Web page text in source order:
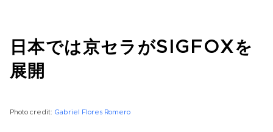
日本では京セラがSIGFOXを
展開
Photo credit: Gabriel Flores Romero